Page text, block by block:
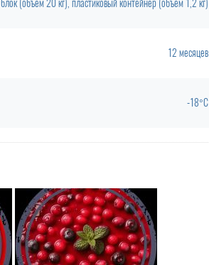
блок (объем 20 кг), пластиковый контейнер (объем 1,2 кг)
12 месяцев
-18°C